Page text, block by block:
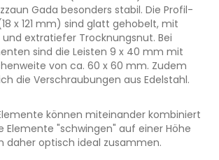
Gada besonders stabil. Die Profil-
x 121 mm) sind glatt gehobelt, mit
und extratiefer Trocknungsnut. Bei
sind die Leisten 9 x 40 mm mit
von ca. 60 x 60 mm. Zudem
die Verschraubungen aus Edelstahl.
können miteinander kombiniert
Elemente "schwingen" auf einer Höhe
daher optisch ideal zusammen.